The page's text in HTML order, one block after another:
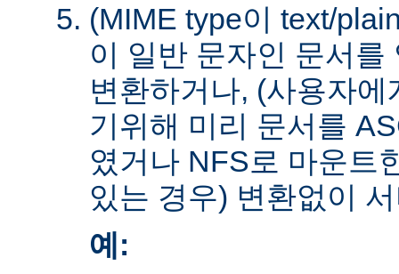
(MIME type이 text/
이 일반 문자인 문서
변환하거나, (사용자
기위해 미리 문서를
였거나 NFS로 마운트
있는 경우) 변환없이
예: